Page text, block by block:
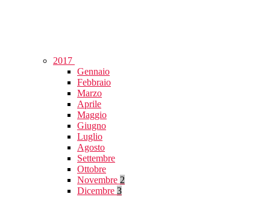
2017
Gennaio
Febbraio
Marzo
Aprile
Maggio
Giugno
Luglio
Agosto
Settembre
Ottobre
Novembre 2
Dicembre 3